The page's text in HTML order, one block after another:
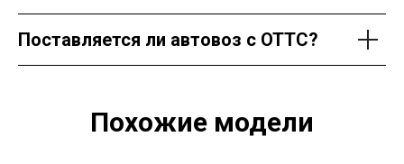
Поставляется ли автовоз с ОТТС?
Похожие модели